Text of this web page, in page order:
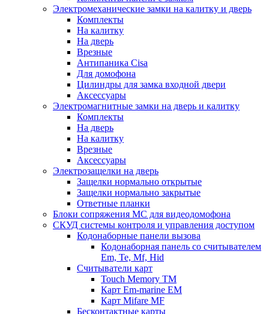
Электромеханические замки на калитку и дверь
Комплекты
На калитку
На дверь
Врезные
Антипаника Cisa
Для домофона
Цилиндры для замка входной двери
Аксессуары
Электромагнитные замки на дверь и калитку
Комплекты
На дверь
На калитку
Врезные
Аксессуары
Электрозащелки на дверь
Защелки нормально открытые
Защелки нормально закрытые
Ответные планки
Блоки сопряжения МС для видеодомофона
СКУД системы контроля и управления доступом
Кодонаборные панели вызова
Кодонаборная панель со считывателем
Em, Te, Mf, Hid
Считыватели карт
Touch Memory TM
Карт Em-marine EM
Карт Mifare MF
Бесконтактные карты